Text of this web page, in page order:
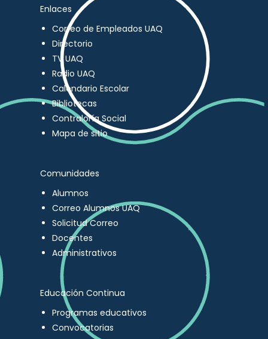
Enlaces
Correo de Empleados UAQ
Directorio
TV UAQ
Radio UAQ
Calendario Escolar
Bibliotecas
Contraloría Social
Mapa de sitio
Comunidades
Alumnos
Correo Alumnos UAQ
Solicitud Correo
Docentes
Administrativos
Educación Continua
Programas educativos
Convocatorias